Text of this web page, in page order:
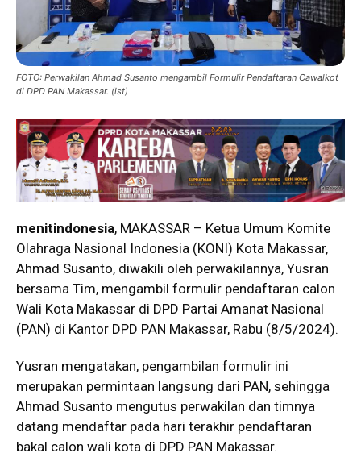
FOTO: Perwakilan Ahmad Susanto mengambil Formulir Pendaftaran Cawalkot
di DPD PAN Makassar. (ist)
menitindonesia, MAKASSAR – Ketua Umum Komite
Olahraga Nasional Indonesia (KONI) Kota Makassar,
Ahmad Susanto, diwakili oleh perwakilannya, Yusran
bersama Tim, mengambil formulir pendaftaran calon
Wali Kota Makassar di DPD Partai Amanat Nasional
(PAN) di Kantor DPD PAN Makassar, Rabu (8/5/2024).
Yusran mengatakan, pengambilan formulir ini
merupakan permintaan langsung dari PAN, sehingga
Ahmad Susanto mengutus perwakilan dan timnya
datang mendaftar pada hari terakhir pendaftaran
bakal calon wali kota di DPD PAN Makassar.